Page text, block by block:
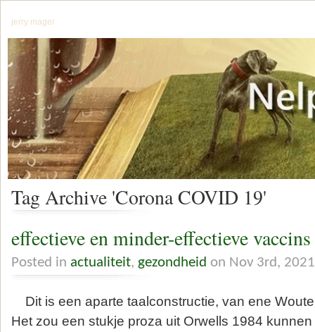
jerry mager
Tag Archive 'Corona COVID 19'
effectieve en minder-effectieve vaccins
Posted in actualiteit, gezondheid on Nov 3rd, 2021
Dit is een aparte taalconstructie, van ene
Het zou een stukje proza uit Orwells 1984 kunnen